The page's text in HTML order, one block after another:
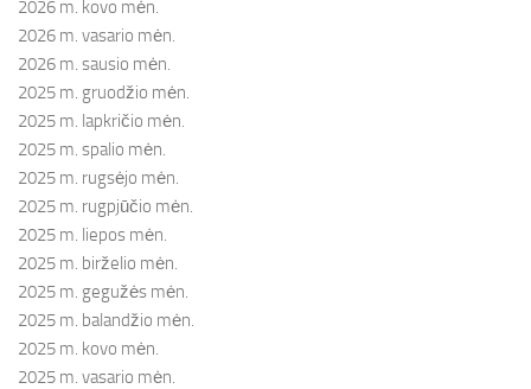
2026 m. kovo mėn.
2026 m. vasario mėn.
2026 m. sausio mėn.
2025 m. gruodžio mėn.
2025 m. lapkričio mėn.
2025 m. spalio mėn.
2025 m. rugsėjo mėn.
2025 m. rugpjūčio mėn.
2025 m. liepos mėn.
2025 m. birželio mėn.
2025 m. gegužės mėn.
2025 m. balandžio mėn.
2025 m. kovo mėn.
2025 m. vasario mėn.